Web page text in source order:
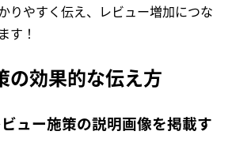
りやすく伝え、レビュー増加につな
す！
の効果的な伝え方
ュー施策の説明画像を掲載す